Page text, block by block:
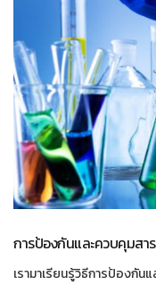
การป้องกันและควบคุมส
เรามาเรียนรู้วิธีการป้องกั